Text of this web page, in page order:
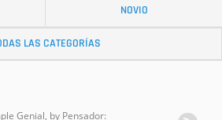
NOVIO
LAS CATEGORÍAS
Genial, by Pensador: